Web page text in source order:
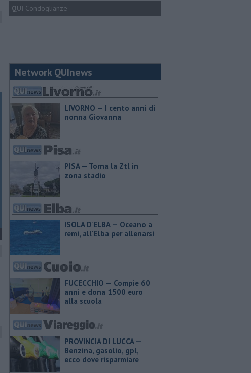
QUI Condoglianze
Network QUInews
LIVORNO — I cento anni di
nonna Giovanna
PISA — Torna la Ztl in
zona stadio
ISOLA D'ELBA — Oceano a
remi, all'Elba per allenarsi
FUCECCHIO — Compie 60
anni e dona 1500 euro
alla scuola
PROVINCIA DI LUCCA — ​
Benzina, gasolio, gpl,
ecco dove risparmiare